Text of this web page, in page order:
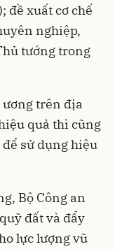
đề xuất cơ chế
nghiệp,
tướng trong
ương trên địa
quả thì cũng
sử dụng hiệu
Bộ Công an
đất và đẩy
lực lượng vũ